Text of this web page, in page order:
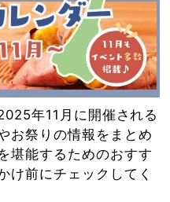
年11月に開催される
お祭りの情報をまとめ
堪能するためのおすす
け前にチェックしてく